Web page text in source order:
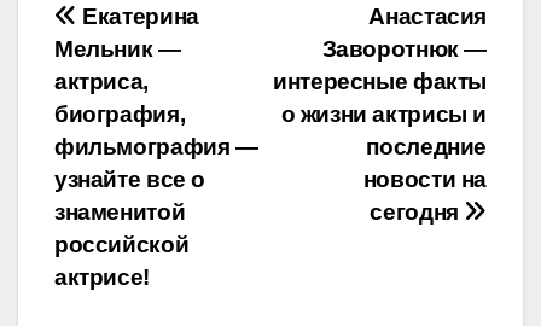
Навигация
по
записям
Анастасия
Заворотнюк —
интересные факты
о жизни актрисы и
последние
новости на
сегодня
Екатерина
Мельник —
актриса,
биография,
фильмография —
узнайте все о
знаменитой
российской
актрисе!